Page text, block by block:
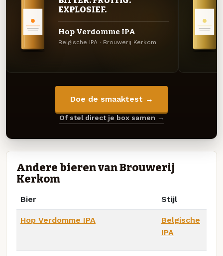
EXPLOSIEF.
Hop Verdomme IPA
Belgische IPA · Brouwerij Kerkom
Doe de smaaktest →
Of stel direct je box samen →
Andere bieren van Brouwerij
Kerkom
Bier Stijl
Hop Verdomme IPA
Belgische
IPA